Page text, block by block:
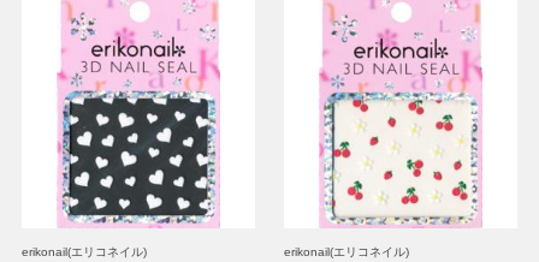
erikonail(エリコネイル) erikonail(エリコネイル)